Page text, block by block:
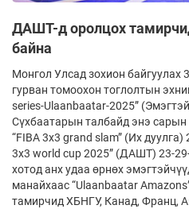
ДАШТ-д оролцох
байна
Монгол Улсад зохион байгуулах
гурван томоохон тоглолтын
series-Ulaanbaatar-2025”
Сүхбаатарын талбайд энэ сарын
“FIBA 3x3 grand slam” (Их дуулга)
3x3 world cup 2025” (ДАШТ) 23-
хотод анх удаа өрнөх
манайхаас “Ulaanbaatar
тамирчид ХБНГУ, Канад, Франц,